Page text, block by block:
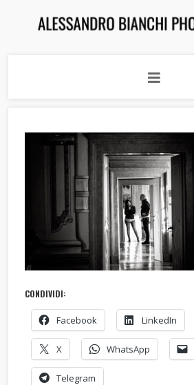
CONDIVIDI:
Facebook LinkedIn
X WhatsApp
Telegram